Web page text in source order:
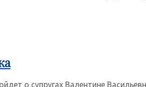
о супругах Валентине